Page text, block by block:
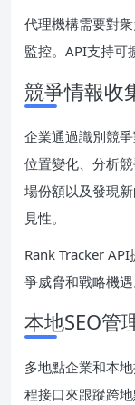
代理機構需要對
監控。API支持可
競爭情報收
企業通過識別競
位置變化、分析
場份額以及發現
見性。
Rank Tracker
爭威脅和戰略機遇
本地SEO管
多地點企業和本
程接口來跟蹤跨